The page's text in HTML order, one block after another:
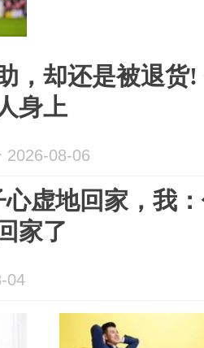
，却还是被退货
身上
2026-08-06
心虚地回家，我
家了
04